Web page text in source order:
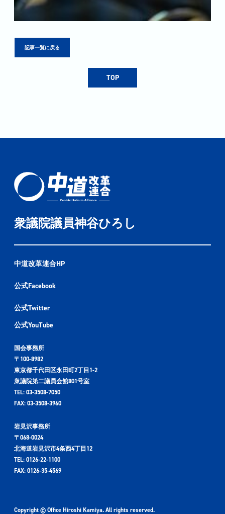
記事一覧に戻る
TOP
衆議院議員神谷ひろし
中道改革連合HP
公式Facebook
公式Twitter
公式YouTube
国会事務所
〒100-8982
東京都千代田区永田町2丁目1-2
衆議院第二議員会館801号室
TEL: 03-3508-7050
FAX: 03-3508-3960
岩見沢事務所
〒068-0024
北海道岩見沢市4条西4丁目12
TEL: 0126-22-1100
FAX: 0126-35-4569
Copyright © Office Hiroshi Kamiya. All rights reserved.